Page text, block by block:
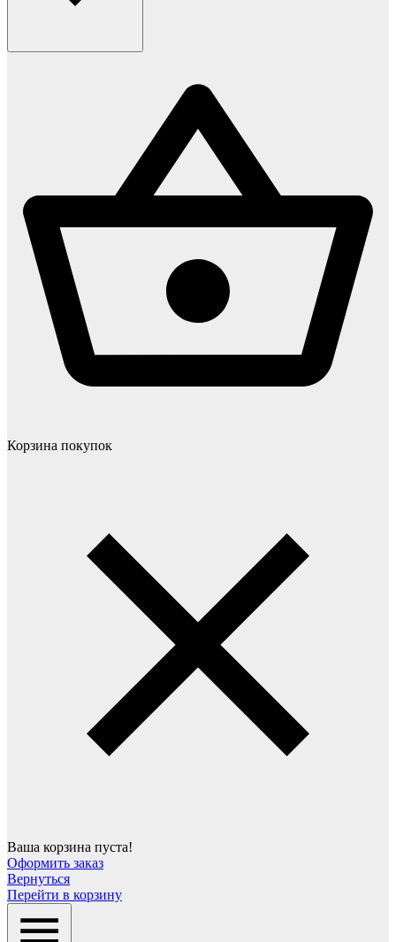
Корзина покупок
Ваша корзина пуста!
Оформить заказ
Вернуться
Перейти в корзину